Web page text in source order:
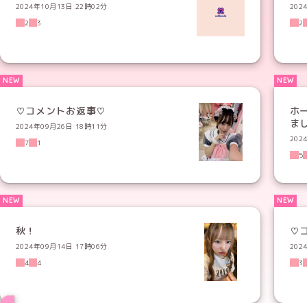
2024年10月13日 22時02分
2
3
2
♡コメントお返事♡
2024年09月26日 18時11分
7
1
ホ
5
秋！
2024年09月14日 17時06分
4
4
♡
3